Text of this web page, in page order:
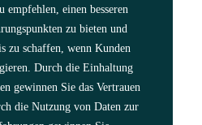
empfehlen, einen besseren
zu bieten und
zu schaffen, wenn Kunden
Durch die Einhaltung
gewinnen Sie das Vertrauen
die Nutzung von Daten zur